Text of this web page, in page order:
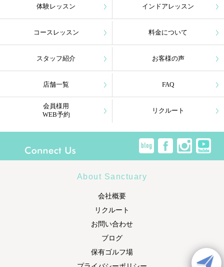
体験レッスン インドアレッスン
コースレッスン 料金について
スタッフ紹介 お客様の声
店舗一覧 FAQ
会員様用
WEB予約
リクルート
About Sanctuary
会社概要
リクルート
お問い合わせ
ブログ
保有ゴルフ場